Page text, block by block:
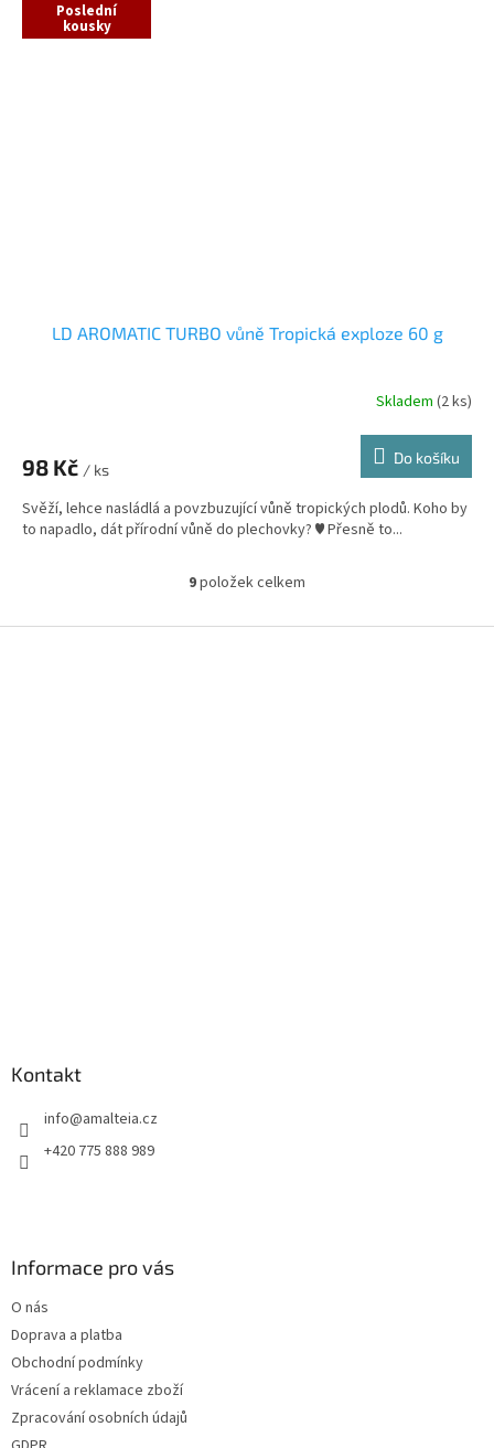
Poslední
kousky
LD AROMATIC TURBO vůně Tropická exploze 60 g
Skladem (2 ks)
98 Kč / ks
Do košíku
Svěží, lehce nasládlá a povzbuzující vůně tropických plodů. Koho by
to napadlo, dát přírodní vůně do plechovky? ♥ Přesně to...
O
l
9položek celkem
Kontakt
info@amalteia.cz
+420 775 888 989
Informace pro vás
O nás
Doprava a platba
Obchodní podmínky
Vrácení a reklamace zboží
Zpracování osobních údajů